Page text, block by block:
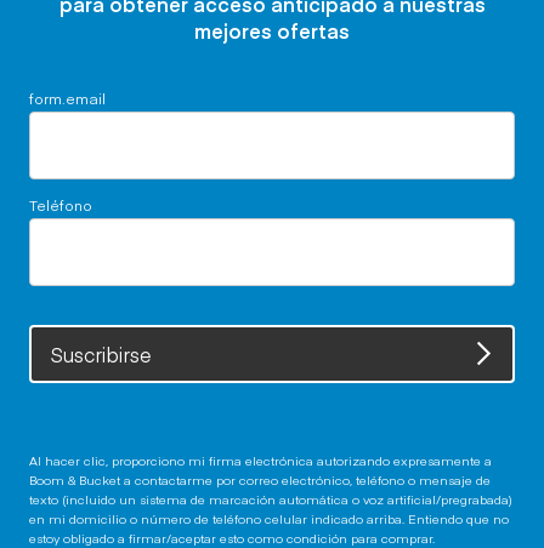
mejores ofertas
form.email
Teléfono
Suscribirse
Al hacer clic, proporciono mi firma electrónica autorizando expresamente a
Boom & Bucket a contactarme por correo electrónico, teléfono o mensaje de
texto (incluido un sistema de marcación automática o voz artificial/pregrabada)
en mi domicilio o número de teléfono celular indicado arriba. Entiendo que no
estoy obligado a firmar/aceptar esto como condición para comprar.